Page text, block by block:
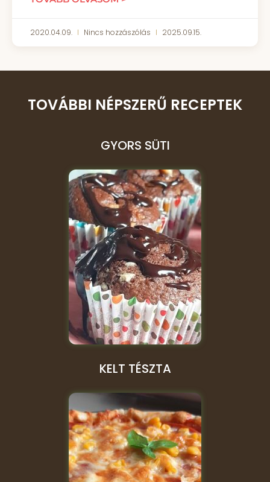
2020.04.09. Nincs hozzászólás 2025.09.15.
TOVÁBBI NÉPSZERŰ RECEPTEK
GYORS SÜTI
KELT TÉSZTA